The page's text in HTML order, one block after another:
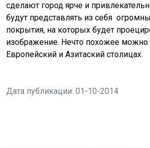
сделают город ярче и
будут представлять из себя
покрытия, на которых будет
изображение. Нечто похожее
Европейский и Азитаский столицах.
Дата публикации: 01-10-2014